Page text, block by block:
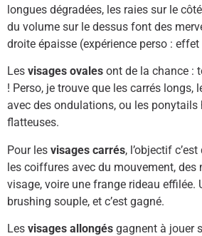
longues dégradées, les raies sur le
du volume sur le dessus font des
droite épaisse (expérience perso :
Les visages ovales ont de la chance :
! Perso, je trouve que les carrés longs,
avec des ondulations, ou les
flatteuses.
Pour les visages carrés, l’objectif
les coiffures avec du mouvement, des
visage, voire une frange rideau effilée.
brushing souple, et c’est gagné.
Les visages allongés gagnent à jouer